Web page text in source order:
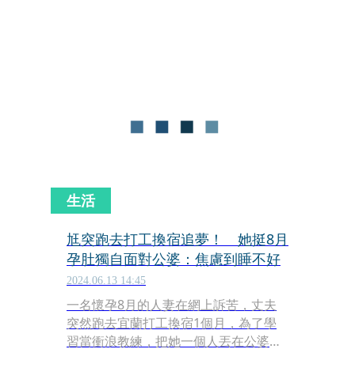
生活
尪突跑去打工換宿追夢！ 她挺8月
孕肚獨自面對公婆：焦慮到睡不好
2024.06.13 14:45
一名懷孕8月的人妻在網上訴苦，丈夫
突然跑去宜蘭打工換宿1個月，為了學
習當衝浪教練，把她一個人丟在公婆